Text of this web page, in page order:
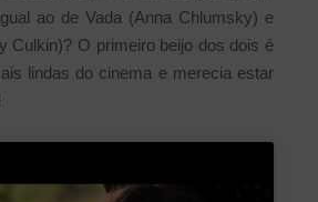
ao de Vada (Anna Chlumsky) e
Culkin)? O primeiro beijo dos dois é
lindas do cinema e merecia estar